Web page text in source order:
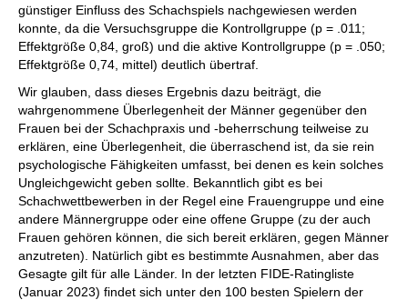
günstiger Einfluss des Schachspiels nachgewiesen werden
konnte, da die Versuchsgruppe die Kontrollgruppe (p = .011;
Effektgröße 0,84, groß) und die aktive Kontrollgruppe (p = .050;
Effektgröße 0,74, mittel) deutlich übertraf.
Wir glauben, dass dieses Ergebnis dazu beiträgt, die
wahrgenommene Überlegenheit der Männer gegenüber den
Frauen bei der Schachpraxis und -beherrschung teilweise zu
erklären, eine Überlegenheit, die überraschend ist, da sie rein
psychologische Fähigkeiten umfasst, bei denen es kein solches
Ungleichgewicht geben sollte. Bekanntlich gibt es bei
Schachwettbewerben in der Regel eine Frauengruppe und eine
andere Männergruppe oder eine offene Gruppe (zu der auch
Frauen gehören können, die sich bereit erklären, gegen Männer
anzutreten). Natürlich gibt es bestimmte Ausnahmen, aber das
Gesagte gilt für alle Länder. In der letzten FIDE-Ratingliste
(Januar 2023) findet sich unter den 100 besten Spielern der